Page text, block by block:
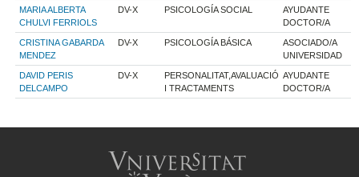
MARIA ALBERTA
CHULVI FERRIOLS
DV-X PSICOLOGÍA SOCIAL
AYUDANTE
DOCTOR/A
CRISTINA GABARDA
MENDEZ
DV-X PSICOLOGÍA BÁSICA
ASOCIADO/A
UNIVERSIDAD
DAVID PERIS
DELCAMPO
DV-X
PERSONALITAT,AVALUACIÓ
I TRACTAMENTS
AYUDANTE
DOCTOR/A